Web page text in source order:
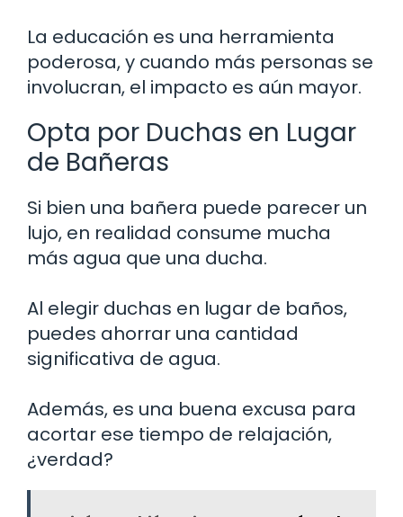
La educación es una herramienta
poderosa, y cuando más personas se
involucran, el impacto es aún mayor.
Opta por Duchas en Lugar
de Bañeras
Si bien una bañera puede parecer un
lujo, en realidad consume mucha
más agua que una ducha.
Al elegir duchas en lugar de baños,
puedes ahorrar una cantidad
significativa de agua.
Además, es una buena excusa para
acortar ese tiempo de relajación,
¿verdad?